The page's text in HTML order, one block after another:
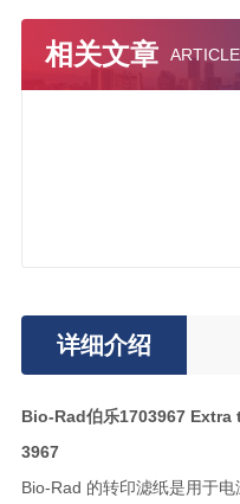
相关文章
详细介绍
Bio-Rad伯乐1703967 Extra
3967
Bio-Rad 的转印滤纸是用于